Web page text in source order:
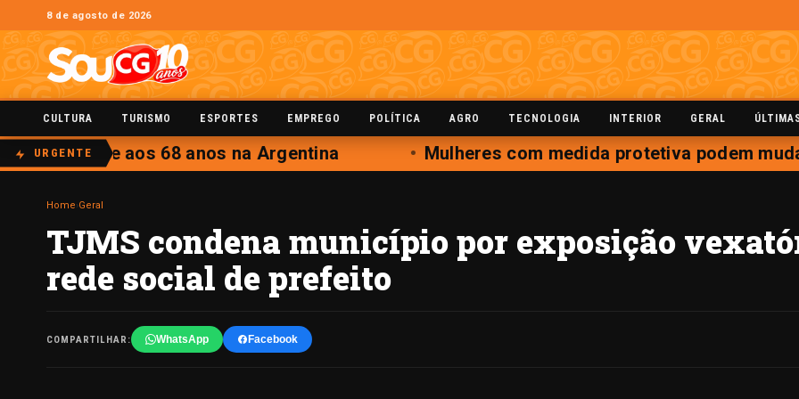
8 de agosto de 2026
CULTURA TURISMO ESPORTES EMPREGO POLÍTICA AGRO TECNOLOGIA INTERIOR GERAL
URGENTE
morre aos 68 anos na Argentina Mulheres com medida protetiva podem
Home Geral
TJMS condena município por exposição
rede social de prefeito
COMPARTILHAR: WhatsApp Facebook